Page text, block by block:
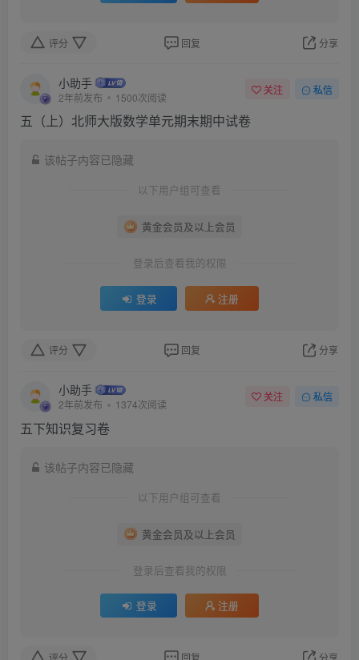
评分 回复 分享
小助手
2年前发布 1500次阅读
关注 私信
五（上）北师大版数学单元期末期中试卷
该帖子内容已隐藏
以下用户组可查看
黄金会员及以上会员
登录后查看我的权限
登录 注册
评分 回复 分享
小助手
2年前发布 1374次阅读
关注 私信
五下知识复习卷
该帖子内容已隐藏
以下用户组可查看
黄金会员及以上会员
登录后查看我的权限
登录 注册
评分 回复 分享